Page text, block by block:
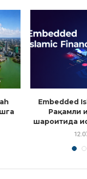
Embedded
Рақамли
шароитида